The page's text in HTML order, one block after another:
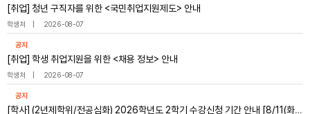
[취업] 청년 구직자를 위한 <국민취업지원제도> 안내
학생처 2026-08-07
공지
[취업] 학생 취업지원을 위한 <채용 정보> 안내
학생처 2026-08-07
공지
[학사] (2년제학위/전공심화) 2026학년도 2학기 수강신청 기간 안내 [8/11(화)~8/14(금)]